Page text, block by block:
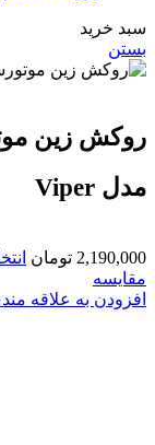
سبد خرید
بستن
مدل Viper
2,190,000 تومان
مقایسه
افزودن به علاقه